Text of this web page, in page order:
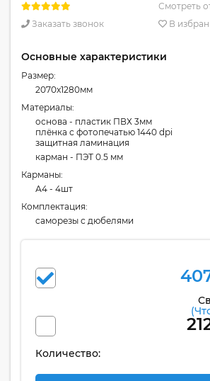
Смотреть
Заказать звонок
В
Основные характеристики
Размер:
2070x1280мм
Материалы:
основа - пластик ПВХ 3мм
плёнка с фотопечатью 1440 dpi
защитная ламинация
карман - ПЭТ 0.5 мм
Карманы:
А4 - 4шт
Комплектация:
cаморезы с дюбелями
Количество: